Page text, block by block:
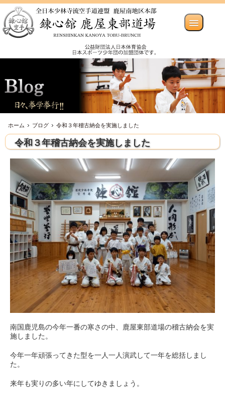
ホーム ブログ 令和３年稽古納会を実施しました
令和３年稽古納会を実施しました
南国鹿児島の今年一番の寒さの中、鹿屋東部道場の稽古納会を実
施しました。
今年一年頑張ってきた型を一人一人演武して一年を総括しまし
た。
来年も実りの多い年にしてゆきましょう。